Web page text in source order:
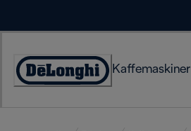
Accessibility
Kaffemaskiner